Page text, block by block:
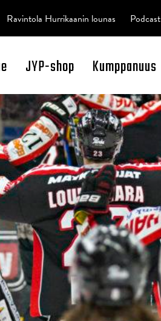
JYP-shop Kumppanuus
Ravintola Hurrikaanin lounas Podcast